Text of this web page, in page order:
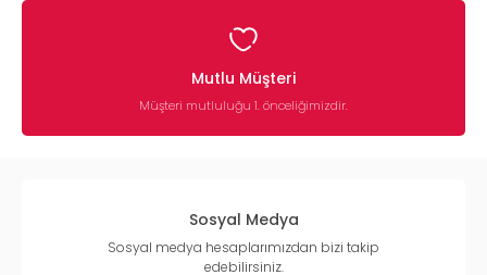
Mutlu Müşteri
Müşteri mutluluğu 1. önceliğimizdir.
Sosyal Medya
Sosyal medya hesaplarımızdan bizi takip
edebilirsiniz.